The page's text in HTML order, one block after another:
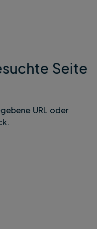
Seite
URL oder